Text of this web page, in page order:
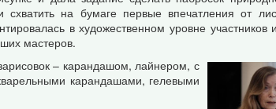
на бумаге первые впечатления от
в художественном уровне
мастеров.
– карандашом, лайнером, с
карандашами, гелевыми